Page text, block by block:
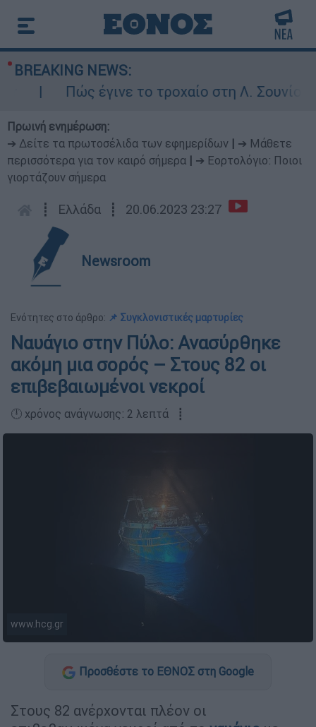
BREAKING NEWS:
Πώς έγινε το τροχαίο στη Λ. Σουνίου:
Πρωινή ενημέρωση:
➔ Δείτε τα πρωτοσέλιδα των εφημερίδων
➔ Μάθετε
περισσότερα για τον καιρό σήμερα
➔ Εορτολόγιο: Ποιοι
γιορτάζουν σήμερα
┋ Ελλάδα ┋ 20.06.2023 23:27
Newsroom
Ενότητες στο άρθρο: 📌 Συγκλονιστικές μαρτυρίες
Ναυάγιο στην Πύλο: Ανασύρθηκε
ακόμη μια σορός – Στους 82 οι
επιβεβαιωμένοι νεκροί
🕛 χρόνος ανάγνωσης: 2 λεπτά ┋
www.hcg.gr
Προσθέστε το ΕΘΝΟΣ στη Google
Στους 82 ανέρχονται πλέον οι